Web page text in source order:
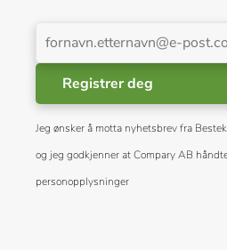
Registrer deg
Jeg ønsker å motta nyhetsbrev fra
og jeg godkjenner at Compary AB
personopplysninger